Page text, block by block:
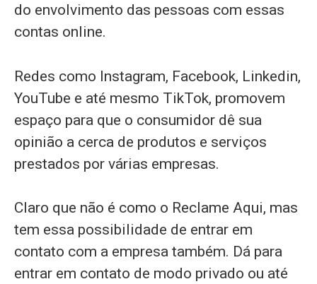
do envolvimento das pessoas com essas
contas online.
Redes como Instagram, Facebook, Linkedin,
YouTube e até mesmo TikTok, promovem
espaço para que o consumidor dê sua
opinião a cerca de produtos e serviços
prestados por várias empresas.
Claro que não é como o Reclame Aqui, mas
tem essa possibilidade de entrar em
contato com a empresa também. Dá para
entrar em contato de modo privado ou até